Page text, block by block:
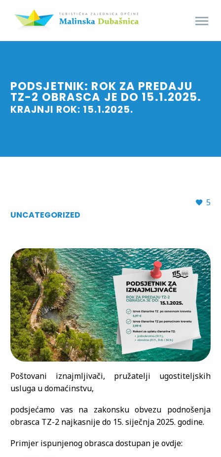
PODSJETNIK: ROK ZA PREDAJU
TZ-2 OBRASCA JE DO 15.1.2025.
KRAJNJI ROK: 15.1.2025.
5
UNCATEGORIZED
Poštovani iznajmljivači, pružatelji ugostiteljskih
usluga u domaćinstvu,
podsjećamo vas na zakonsku obvezu podnošenja
obrasca TZ-2 najkasnije do 15. siječnja 2025. godine.
Primjer ispunjenog obrasca dostupan je ovdje: